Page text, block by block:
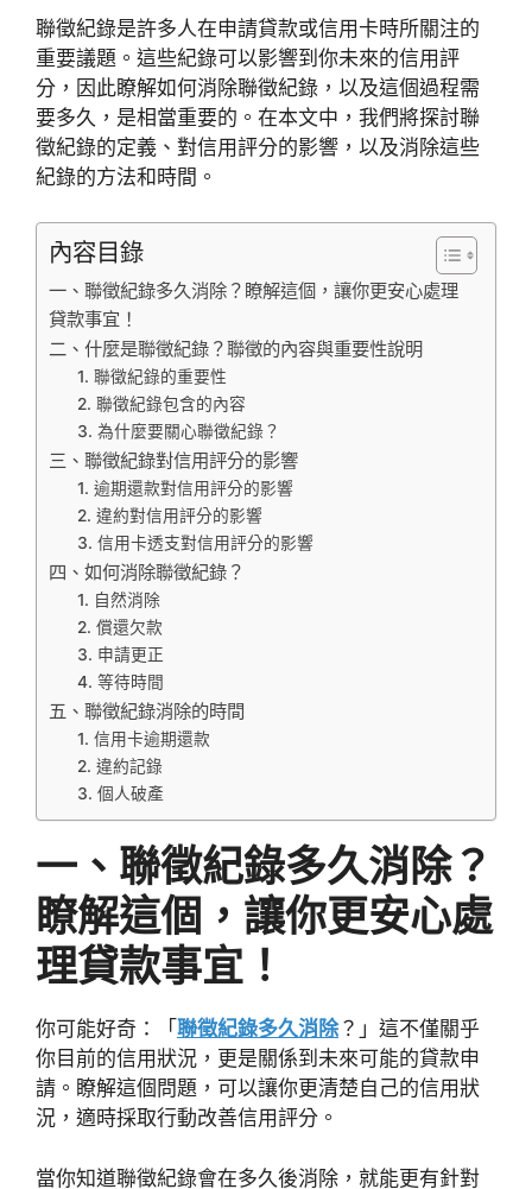
聯徵紀錄是許多人在申請貸款或信用卡時所關注的
重要議題。這些紀錄可以影響到你未來的信用評
分，因此瞭解如何消除聯徵紀錄，以及這個過程需
要多久，是相當重要的。在本文中，我們將探討聯
徵紀錄的定義、對信用評分的影響，以及消除這些
紀錄的方法和時間。
內容目錄
一、聯徵紀錄多久消除？瞭解這個，讓你更安心處理
貸款事宜！
二、什麼是聯徵紀錄？聯徵的內容與重要性說明
1. 聯徵紀錄的重要性
2. 聯徵紀錄包含的內容
3. 為什麼要關心聯徵紀錄？
三、聯徵紀錄對信用評分的影響
1. 逾期還款對信用評分的影響
2. 違約對信用評分的影響
3. 信用卡透支對信用評分的影響
四、如何消除聯徵紀錄？
1. 自然消除
2. 償還欠款
3. 申請更正
4. 等待時間
五、聯徵紀錄消除的時間
1. 信用卡逾期還款
2. 違約記錄
3. 個人破產
一、聯徵紀錄多久消除？
瞭解這個，讓你更安心處
理貸款事宜！
你可能好奇：「 聯徵紀錄多久消除？」這不僅關乎
你目前的信用狀況，更是關係到未來可能的貸款申
請。瞭解這個問題，可以讓你更清楚自己的信用狀
況，適時採取行動改善信用評分。
當你知道聯徵紀錄會在多久後消除，就能更有針對